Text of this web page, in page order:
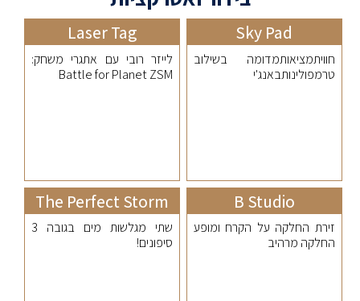
Sky Pad
חוויתמציאותמדומה בשילוב
טרמפולינותבאנג'י
Laser Tag
לייזר רובי עם אתגרי משחק:
Battle for Planet ZSM
B Studio
זירת החלקה על הקרח ומופע
החלקה מרהיב
The Perfect Storm
שתי מגלשות מים בגובה 3
סיפונים!